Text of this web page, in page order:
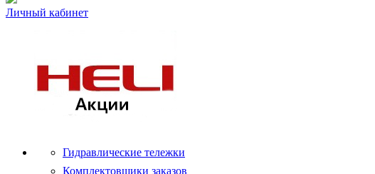
Личный кабинет
Гидравлические тележки
Комплектовщики заказов